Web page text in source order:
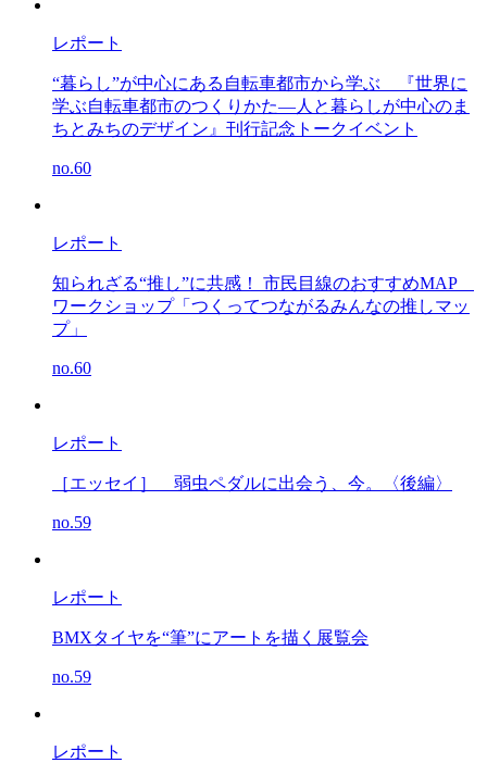
レポート
“暮らし”が中心にある自転車都市から学ぶ
『世界に
学ぶ自転車都市のつくりかた―人と暮らしが中心のま
ちとみちのデザイン』刊行記念トークイベント
no.60
レポート
知られざる“推し”に共感！ 市民目線のおすすめMAP
ワークショップ「つくってつながるみんなの推しマッ
プ」
no.60
レポート
［エッセイ］ 弱虫ペダルに出会う、今。〈後編〉
no.59
レポート
BMXタイヤを“筆”にアートを描く展覧会
no.59
レポート